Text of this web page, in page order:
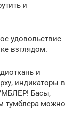
и
удовольствие
взглядом.
и
индикаторы в
Басы,
тумблера можно